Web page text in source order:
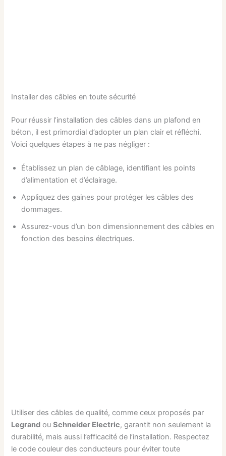
Installer des câbles en toute sécurité
Pour réussir l’installation des câbles dans un plafond en
béton, il est primordial d’adopter un plan clair et réfléchi.
Voici quelques étapes à ne pas négliger :
Établissez un plan de câblage, identifiant les points
d’alimentation et d’éclairage.
Appliquez des gaines pour protéger les câbles des
dommages.
Assurez-vous d’un bon dimensionnement des câbles en
fonction des besoins électriques.
Utiliser des câbles de qualité, comme ceux proposés par
Legrand ouSchneider Electric, garantit non seulement la
durabilité, mais aussi l’efficacité de l’installation. Respectez
le code couleur des conducteurs pour éviter toute